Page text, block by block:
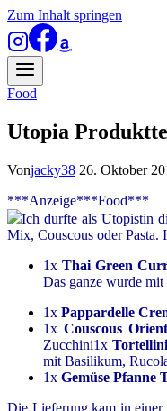
Zum Inhalt springen
Food
Utopia
Vonjacky38 26. Oktober
***Anzeige***Food***
Ich durfte als Utopistin
Mix, Couscous oder Pasta.
1xThai Green
Das ganze wurde
1x Pappardelle
1xCouscous
Zucchini1x
mit Basilikum,
1x Gemüse Pfanne
Die Lieferung kam in einer